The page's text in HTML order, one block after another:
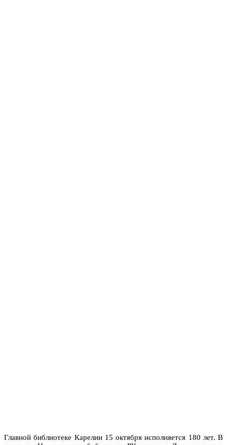
Главной библиотеке Карелии 15 октября исполняется 180 лет. В